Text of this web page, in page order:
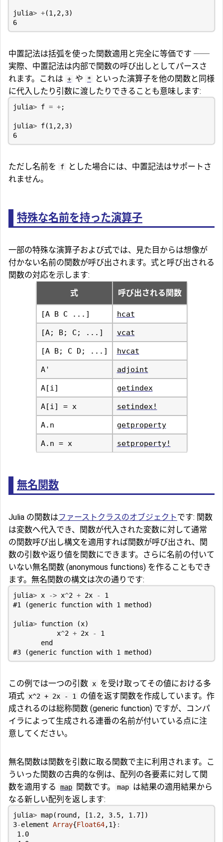
julia> +(1 ,2,3)
6
中置記法は括弧を使った関数適用と完全に等価です ──
実際、中置記法は内部で関数の呼び出しとしてパースさ
れます。これは + や *
といった演算子を他の関数と同様
に代入したり引数に渡したりできることも意味します:
julia> f = +;
julia> f(1 ,2,3)
6
ただし名前を f
とした場合には、中置記法はサポートさ
れません。
特殊な名前を持った演算子
一部の特殊な演算子および式では、見た目からは想像が
付かない名前の関数が呼び出されます。式と呼び出される
関数の対応を示します:
式
呼び出される関数
[A B C ...] hcat
[A; B; C; ...] vcat
[A B; C D; ...] hvcat
A' adjoint
A[i] getindex
A[i] = x setindex!
A.n getproperty
A.n = x setproperty!
無名関数
Julia の関数はファーストクラスのオブジェクトです: 関数
は変数へ代入でき、関数が代入された変数に対して通常
の関数呼び出し構文を適用すれば関数が呼び出され、関
数の引数や返り値を関数にできます。さらに名前の付いて
いない無名関数 (anonymous functions) を作ることもでき
ます。無名関数の構文は次の通りです:
julia> x -> x^2 + 2x -
1
#1 (generic function with 1 method)
julia> function (x)
x^2 + 2x -
1
end
#3 (generic function with 1 method)
この例では一つの引数 x を受け取ってその値における多
項式 x^2 + 2x - 1
の値を返す関数を作成しています。作
成されるのは総称関数 (generic function) ですが、コンパ
イラによって生成される連番の名前が付いている点に注
意してください。
無名関数は関数を引数に取る関数で主に利用されます。こ
ういった関数の古典的な例は、配列の各要素に対して関
数を適用する
map 関数です。 map は結果の適用結果から
なる新しい配列を返します:
julia> map( round, [1.2, 3.5, 1.7])
3-element Array{Float64,1} :
1.0